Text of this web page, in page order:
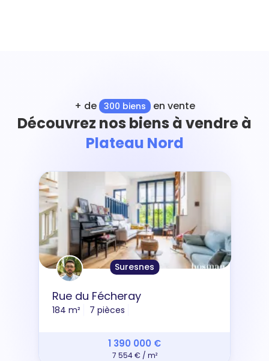
+ de 300 biens en vente
Découvrez nos biens à vendre à
Plateau Nord
Suresnes
Rue du Fécheray
184 m² 7 pièces
1 390 000 €
7 554 € / m²